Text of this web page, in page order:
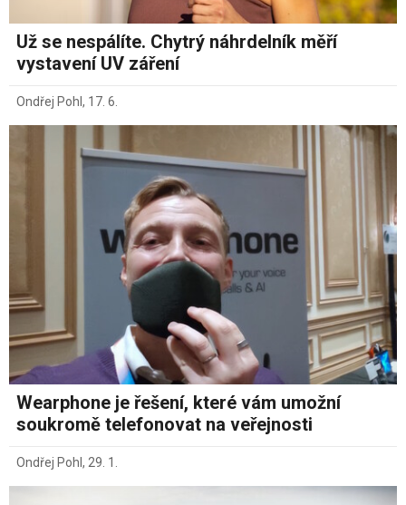
Už se nespálíte. Chytrý náhrdelník měří
vystavení UV záření
Ondřej Pohl , 17. 6.
Wearphone je řešení, které vám umožní
soukromě telefonovat na veřejnosti
Ondřej Pohl , 29. 1.